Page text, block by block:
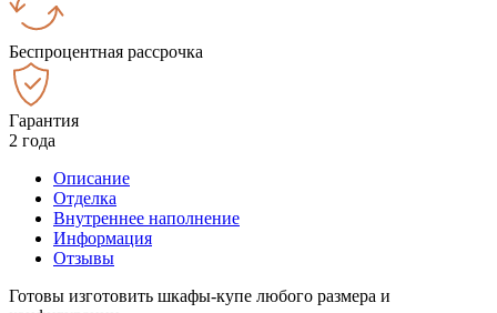
Беспроцентная рассрочка
Гарантия
2 года
Описание
Отделка
Внутреннее наполнение
Информация
Отзывы
Готовы изготовить шкафы-купе любого размера и